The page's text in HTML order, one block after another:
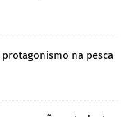
na pesca